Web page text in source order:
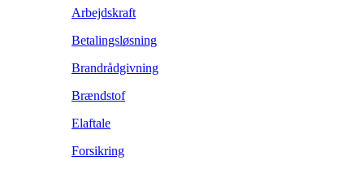
Arbejdskraft
Betalingsløsning
Brandrådgivning
Brændstof
Elaftale
Forsikring